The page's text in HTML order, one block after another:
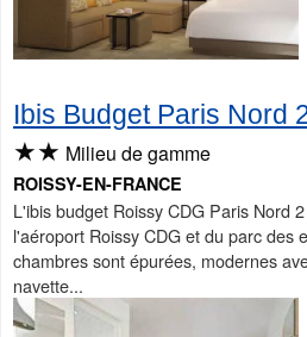
Ibis Budget Paris Nord
★★ Milieu de gamme
ROISSY-EN-FRANCE
L'ibis budget Roissy CDG Paris Nord
l'aéroport Roissy CDG et du parc des
chambres sont épurées, modernes
navette...